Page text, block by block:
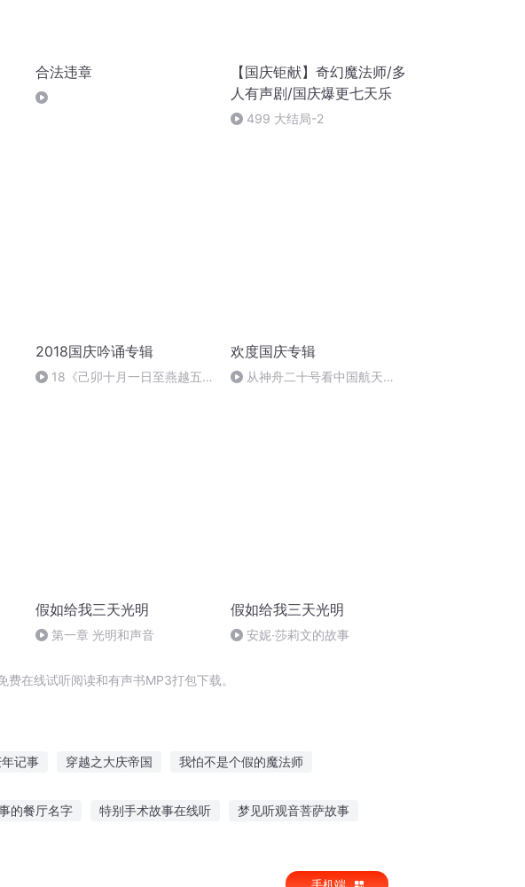
合法违章
【国庆钜献】奇幻魔法师/多
人有声剧/国庆爆更七天乐
499 大结局-2
2018国庆吟诵专辑
18《己卯十月一日至燕越五
欢度国庆专辑
从神舟二十号看中国航天
假如给我三天光明
第一章 光明和声音
假如给我三天光明
安妮·莎莉文的故事
在线试听阅读和有声书MP3打包下载。
记事 穿越之大庆帝国 我怕不是个假的魔法师
的餐厅名字 特别手术故事在线听 梦见听观音菩萨故事